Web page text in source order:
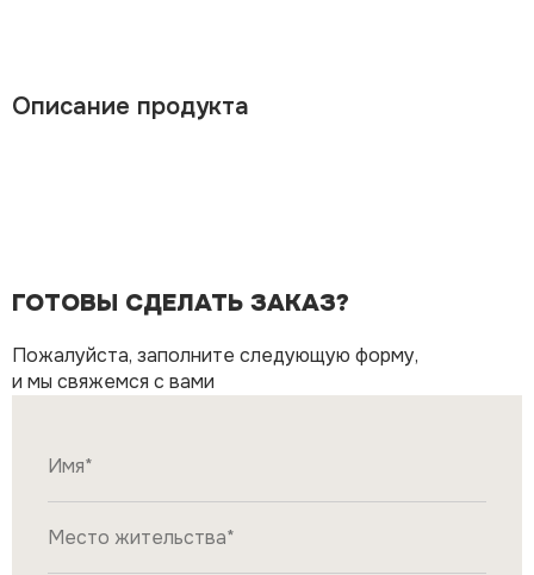
Описание продукта
ГОТОВЫ СДЕЛАТЬ ЗАКАЗ?
Пожалуйста, заполните следующую форму,
и мы свяжемся с вами